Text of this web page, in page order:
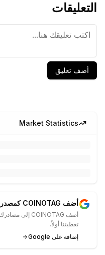
التعليقات
أضف تعليق
Market Statistics
أضف COINOTAG كمصدر مفضل
تغطيتنا أولاً.
إضافة على Google